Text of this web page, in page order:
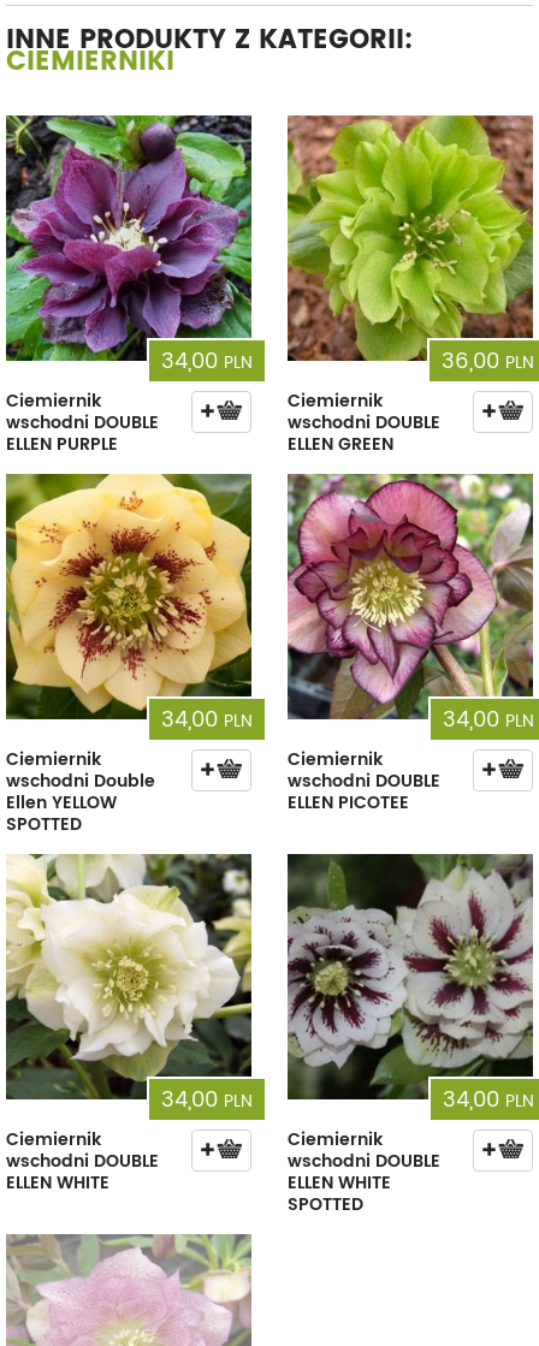
INNE PRODUKTY Z KATEGORII:
CIEMIERNIKI
34,00 PLN
Ciemiernik
wschodni DOUBLE
ELLEN PURPLE
36,00 PLN
Ciemiernik
wschodni DOUBLE
ELLEN GREEN
34,00 PLN
Ciemiernik
wschodni Double
Ellen YELLOW
SPOTTED
34,00 PLN
Ciemiernik
wschodni DOUBLE
ELLEN PICOTEE
34,00 PLN
Ciemiernik
wschodni DOUBLE
ELLEN WHITE
34,00 PLN
Ciemiernik
wschodni DOUBLE
ELLEN WHITE
SPOTTED